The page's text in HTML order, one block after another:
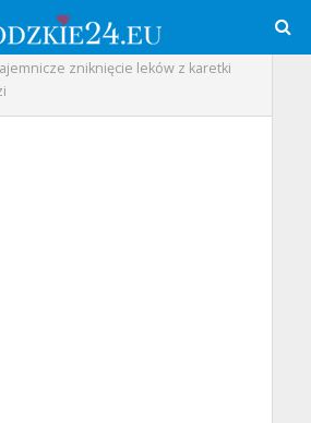
zniknięcie leków z karetki